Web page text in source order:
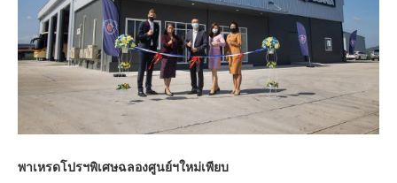
พาเหรดโปรฯพิเศษฉลองศูนย์ฯใหม่เพียบ